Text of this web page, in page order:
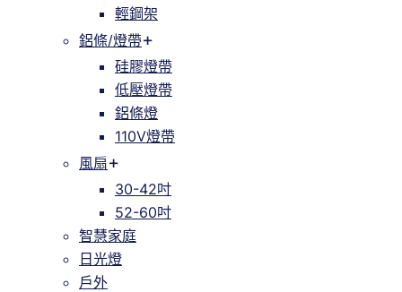
輕鋼架
鋁條/燈帶
硅膠燈帶
低壓燈帶
鋁條燈
110V燈帶
風扇
30-42吋
52-60吋
智慧家庭
日光燈
戶外